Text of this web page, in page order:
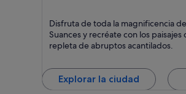
Puntos fuertes: Comidas, Playas
Disfruta de toda la magnificencia
Suances y recréate con los paisajes
repleta de abruptos acantilados.
Explorar la ciudad